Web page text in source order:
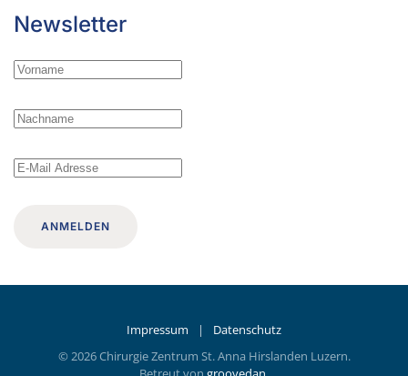
Newsletter
ANMELDEN
Impressum |
Datenschutz
©2026Chirurgie Zentrum St. Anna Hirslanden Luzern.